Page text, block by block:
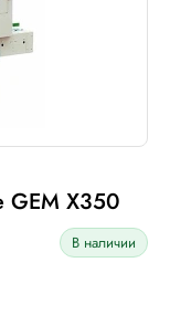
GEM X350
В наличии